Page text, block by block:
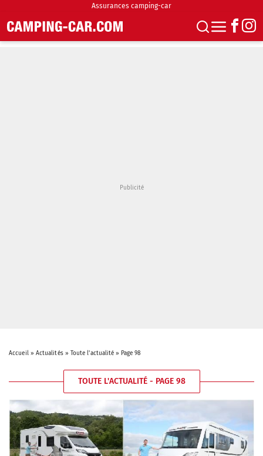
Assurances camping-car
Accueil» Actualités» Toute l'actualité » Page 98
TOUTE L'ACTUALITÉ - PAGE 98